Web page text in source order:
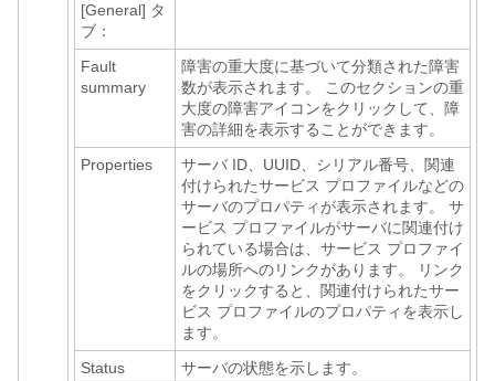
[General] タ
ブ：
Fault
summary
障害の重大度に基づいて分類された障害
数が表示されます。 このセクションの重
大度の障害アイコンをクリックして、障
害の詳細を表示することができます。
Properties
サーバ ID、UUID、シリアル番号、関連
付けられたサービス プロファイルなどの
サーバのプロパティが表示されます。 サ
ービス プロファイルがサーバに関連付け
られている場合は、サービス プロファイ
ルの場所へのリンクがあります。 リンク
をクリックすると、関連付けられたサー
ビス プロファイルのプロパティを表示し
ます。
Status
サーバの状態を示します。